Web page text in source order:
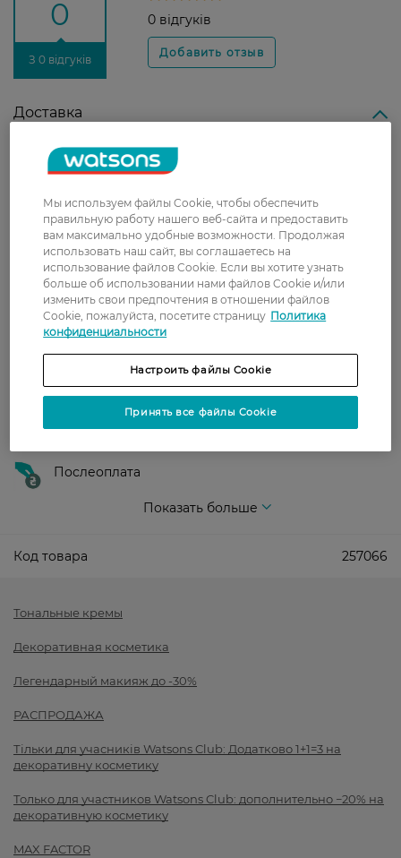
0
З 0 відгуків
0 відгуків
Доставка
Новая почта
В отделение Новой почты - 99 грн, бесплатно
от 699 грн
Укрпочта
Стоимость доставки – 79 грн, бесплатная
доставка от – 599 грн
Забрать сегодня в магазине Watsons
Стоимость доставки – 0 грн
Показать больше
Оплата
Оплата картой
Послеоплата
Показать больше
Код товара 257066
Тональные кремы
Декоративная косметика
Легендарный макияж до -30%
РАСПРОДАЖА
Тільки для учасників Watsons Club: Додатково 1+1=3 на
декоративну косметику
Только для участников Watsons Club: дополнительно −20% на
декоративную косметику
MAX FACTOR
Мы используем файлы Cookie, чтобы обеспечить
правильную работу нашего веб-сайта и предоставить
вам максимально удобные возможности. Продолжая
использовать наш сайт, вы соглашаетесь на
использование файлов Cookie. Если вы хотите узнать
больше об использовании нами файлов Cookie и/или
изменить свои предпочтения в отношении файлов
Cookie, пожалуйста, посетите страницу Политика
конфиденциальности
Настроить файлы Cookie
Принять все файлы Cookie